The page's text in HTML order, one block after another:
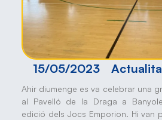
15/05/2023
Ahir diumenge es va celebrar una
al Pavelló de la Draga a
edició dels Jocs Emporion. Hi van